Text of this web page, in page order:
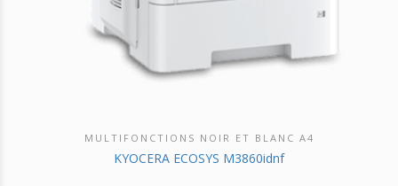
DÉCOUVRIR CE PRODUIT
MULTIFONCTIONS NOIR ET BLANC A4
KYOCERA ECOSYS M3860idnf